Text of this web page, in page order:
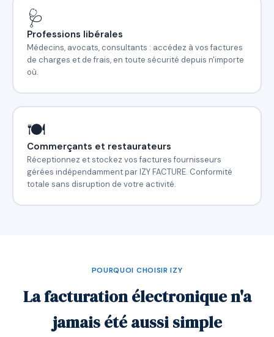
🩺
Professions libérales
Médecins, avocats, consultants : accédez à vos factures
de charges et de frais, en toute sécurité depuis n'importe
où.
🍽️
Commerçants et restaurateurs
Réceptionnez et stockez vos factures fournisseurs
gérées indépendamment par IZY FACTURE. Conformité
totale sans disruption de votre activité.
POURQUOI CHOISIR IZY
La facturation électronique n'a
jamais été aussi simple